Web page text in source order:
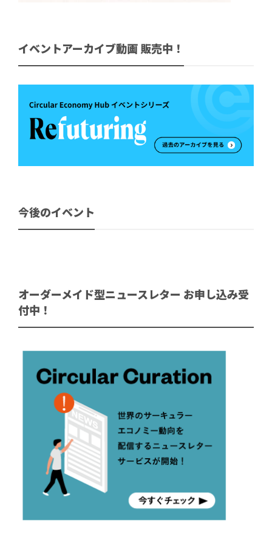
イベントアーカイブ動画 販売中！
今後のイベント
オーダーメイド型ニュースレター お申し込み受
付中！